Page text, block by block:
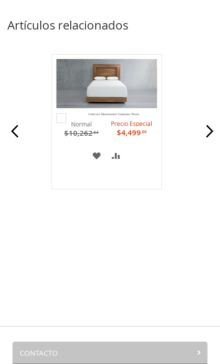
Artículos relacionados
Cabecera Matrimonial Constanza Parota
Normal
$10,262.64
Precio Especial
$4,499.00
carrito
LISTA
CONTACTO